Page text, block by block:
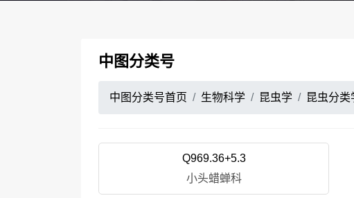
中图分类号
中图分类号首页 生物科学 昆虫学 昆虫分类
Q969.36+5.3
小头蜡蝉科